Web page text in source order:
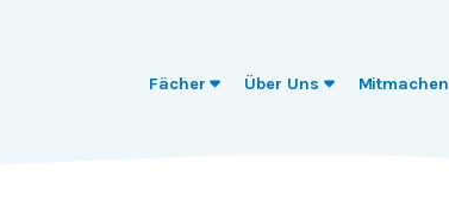
Fächer Über Uns Mitmachen